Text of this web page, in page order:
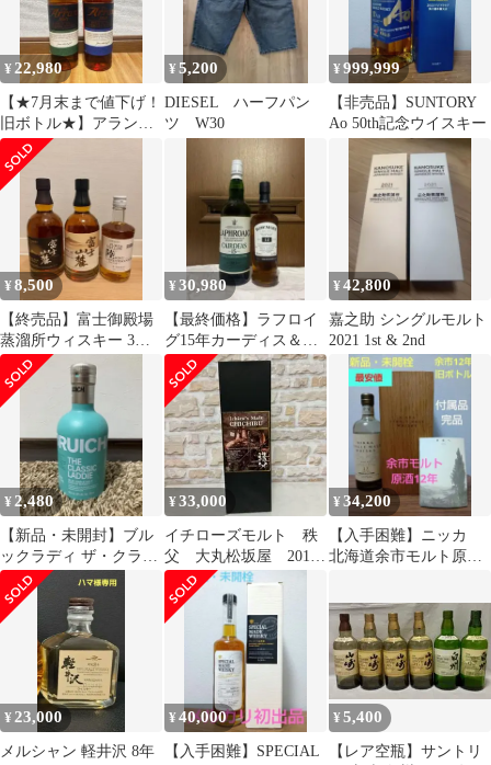
¥22,980
【★7月末まで値下げ！
旧ボトル★】アランモ
ルト ソーテルヌカスク
＆ポートカスク
¥5,200
DIESEL ハーフパン
ツ W30
¥999,999
【非売品】SUNTORY
Ao 50th記念ウイスキー
¥8,500
【終売品】富士御殿場
蒸溜所ウィスキー 3本
セット
¥30,980
【最終価格】ラフロイ
グ15年カーディス＆ボ
ウモア12年350ml【7月
末まで】
¥42,800
嘉之助 シングルモルト
2021 1st & 2nd
¥ 2,480
【新品・未開封】ブル
ックラディ ザ・クラシ
ック・ラディ 200ml ウ
イスキー
¥33,000
イチローズモルト 秩
父 大丸松坂屋 2018-
2025
¥34,200
【入手困難】ニッカ
北海道余市モルト原
¥ 23,000
メルシャン 軽井沢 8年
¥40,000
【入手困難】SPECIAL
¥5,400
【レア空瓶】サントリ